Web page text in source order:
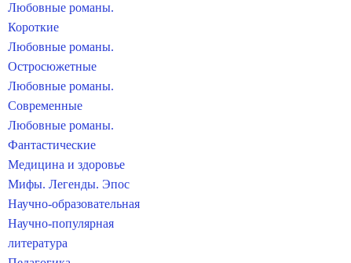
Любовные романы.
Короткие
Любовные романы.
Остросюжетные
Любовные романы.
Современные
Любовные романы.
Фантастические
Медицина и здоровье
Мифы. Легенды. Эпос
Научно-образовательная
Научно-популярная
литература